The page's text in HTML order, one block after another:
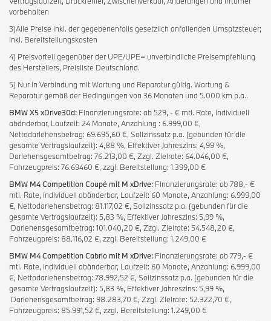
vorbehalten
3)Alle Preise inkl. der gegebenenfalls gesetzlich anfallenden Umsatzsteuer;
inkl. Bereitstellungskosten
4) Preisvorteil gegenüber der UPE/UPE= unverbindliche Preisempfehlung
des Herstellers, Preisliste Deutschland.
5) Nur in Verbindung mit Wartung und Reparatur gültig. Wartung &
Reparatur gemäß der Bedingungen von 36 Monaten und 5.000 km p.a..
BMW X5 xDrive30d: Finanzierungsrate: ab 529, - € mtl. Rate, individuell
abänderbar, Laufzeit: 24 Monate, Anzahlung : 6.999,00 €,
Nettodarlehensbetrag: 69.695,60 €, Sollzinssatz p.a. (gebunden für die
gesamte Vertragslaufzeit): 4,88 %, Effektiver Jahreszins: 4,99 %,
Darlehensgesamtbetrag: 76.213,00 €, Zzgl. Zielrate: 64.046,00 €,
Fahrzeugpreis: 76.69460 €, zzgl. Bereitstellung: 1.399,00 €
BMW M4 Competition Coupé mit M xDrive: Finanzierungsrate: ab 788,- €
mtl. Rate, individuell abänderbar, Laufzeit: 60 Monate, Anzahlung: 6.999,00
€, Nettodarlehensbetrag: 81.117,02 €, Sollzinssatz p.a. (gebunden für die
gesamte Vertragslaufzeit): 5,83 %, Effektiver Jahreszins: 5,99 %,
Darlehensgesamtbetrag: 101.040,20 €, Zzgl. Zielrate: 54.548,20 €,
Fahrzeugpreis: 88.116,02 €, zzgl. Bereitstellung: 1.249,00 €
BMW M4 Competition Cabrio mit M xDrive: Finanzierungsrate: ab 779,- €
mtl. Rate, individuell abänderbar, Laufzeit: 60 Monate, Anzahlung: 6.999,00
€, Nettodarlehensbetrag: 78.992,52 €, Sollzinssatz p.a. (gebunden für die
gesamte Vertragslaufzeit): 5,83 %, Effektiver Jahreszins: 5,99 %,
Darlehensgesamtbetrag: 98.283,70 €, Zzgl. Zielrate: 52.322,70 €,
Fahrzeugpreis: 85.991,52 €, zzgl. Bereitstellung: 1.249,00 €